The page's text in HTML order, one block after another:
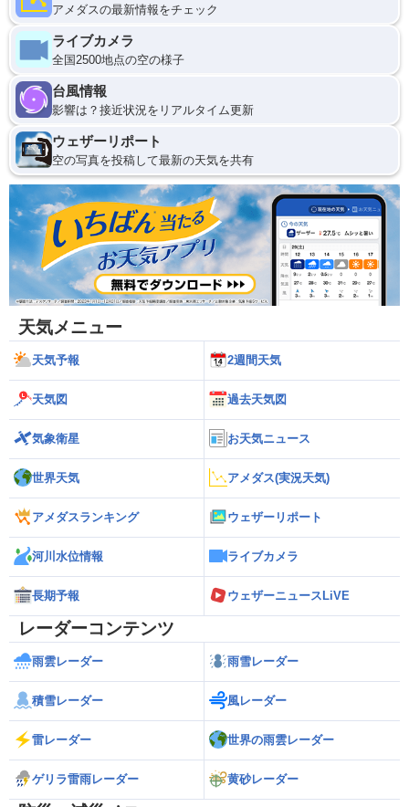
アメダスの最新情報をチェック
ライブカメラ
全国2500地点の空の様子
台風情報
影響は？接近状況をリアルタイム更新
ウェザーリポート
空の写真を投稿して最新の天気を共有
天気メニュー
天気予報 2週間天気
天気図 過去天気図
気象衛星 お天気ニュース
世界天気 アメダス(実況天気)
アメダスランキング ウェザーリポート
河川水位情報 ライブカメラ
長期予報 ウェザーニュースLiVE
レーダーコンテンツ
雨雲レーダー 雨雪レーダー
積雪レーダー 風レーダー
雷レーダー 世界の雨雲レーダー
ゲリラ雷雨レーダー 黄砂レーダー